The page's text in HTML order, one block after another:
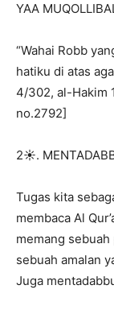
YAA
“Wahai Robb
hatiku di atas
4/302, al-Hakim
no.2792]
2☀️.
Tugas kita
membaca Al
memang
sebuah amalan
Juga